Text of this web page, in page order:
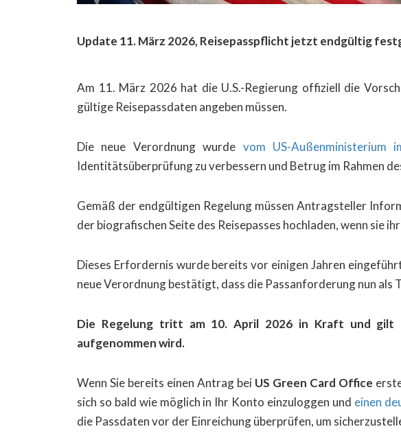
Update 11. März 2026, Reisepasspflicht jetzt endgültig
Am 11. März 2026 hat die U.S.-Regierung offiziell die
gültige Reisepassdaten angeben müssen.
Die neue Verordnung wurde vom US-Außenministerium
Identitätsüberprüfung zu verbessern und Betrug im Rahmen
Gemäß der endgültigen Regelung müssen Antragsteller
der biografischen Seite des Reisepasses hochladen, wenn sie
Dieses Erfordernis wurde bereits vor einigen Jahren
neue Verordnung bestätigt, dass die Passanforderung nun
Die Regelung tritt am 10. April 2026 in Kraft und gilt
aufgenommen wird.
Wenn Sie bereits einen Antrag bei US Green Card Office
sich so bald wie möglich in Ihr Konto einzuloggen und einen
die Passdaten vor der Einreichung überprüfen, um